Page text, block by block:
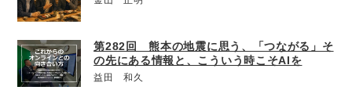
第282回 熊本の地震に思う、「つながる」そ
の先にある情報と、こういう時こそAIを
益田 和久